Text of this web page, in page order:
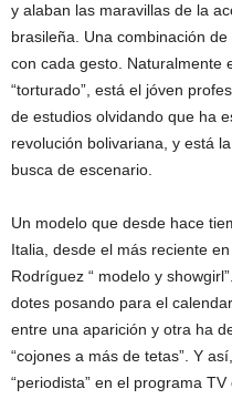
y alaban las maravillas de la
brasileña. Una combinación
con cada gesto. Naturalmente
“torturado”, está el jóven
de estudios olvidando que ha
revolución bolivariana, y está
busca de escenario.
Un modelo que desde hace
Italia, desde el más reciente
Rodríguez “ modelo y
dotes posando para el
entre una aparición y otra ha
“cojones a más de tetas”. Y
“periodista” en el programa